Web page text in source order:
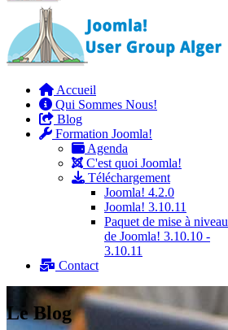
Accueil
Qui Sommes Nous!
Blog
Formation Joomla!
Agenda
C'est quoi Joomla!
Téléchargement
Joomla! 4.2.0
Joomla! 3.10.11
Paquet de mise à niveau
de Joomla! 3.10.10 -
3.10.11
Contact
Le Blog